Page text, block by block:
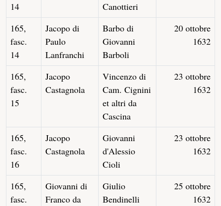
14
Canottieri
165,
fasc.
14
Jacopo di
Paulo
Lanfranchi
Barbo di
Giovanni
Barboli
20 ottobre
1632
165,
fasc.
15
Jacopo
Castagnola
Vincenzo di
Cam. Cignini
et altri da
Cascina
23 ottobre
1632
165,
fasc.
16
Jacopo
Castagnola
Giovanni
d'Alessio
Cioli
23 ottobre
1632
165,
fasc.
Giovanni di
Franco da
Giulio
Bendinelli
25 ottobre
1632